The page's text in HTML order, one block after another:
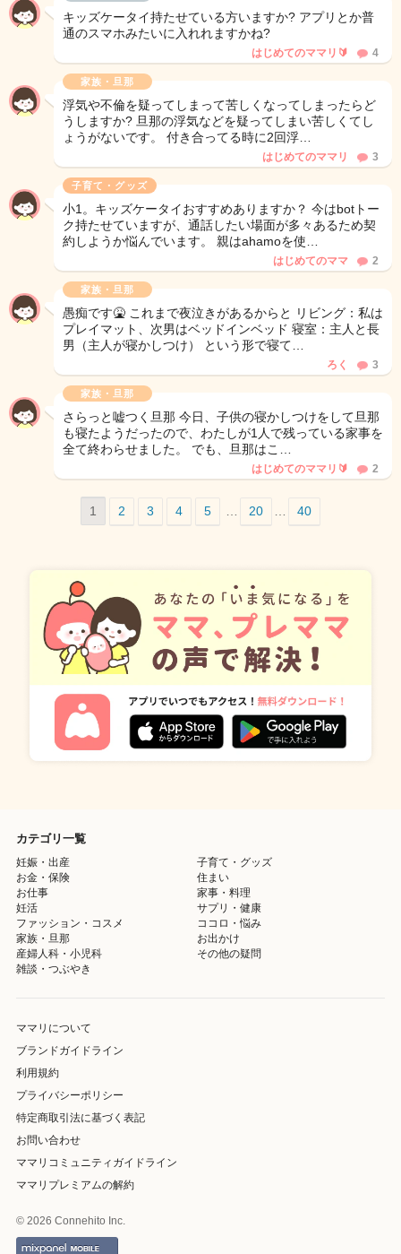
キッズケータイ持たせている方いますか? アプリとか普
通のスマホみたいに入れれますかね?
はじめてのママリ🔰 4
家族・旦那
浮気や不倫を疑ってしまって苦しくなってしまったらど
うしますか? 旦那の浮気などを疑ってしまい苦しくてし
ょうがないです。 付き合ってる時に2回浮…
はじめてのママリ 3
子育て・グッズ
小1。キッズケータイおすすめありますか？ 今はbotトー
ク持たせていますが、通話したい場面が多々あるため契
約しようか悩んでいます。 親はahamoを使…
はじめてのママ 2
家族・旦那
愚痴です🤮 これまで夜泣きがあるからと リビング：私は
プレイマット、次男はベッドインベッド 寝室：主人と長
男（主人が寝かしつけ） という形で寝て…
ろく 3
家族・旦那
さらっと嘘つく旦那 今日、子供の寝かしつけをして旦那
も寝たようだったので、わたしが1人で残っている家事を
全て終わらせました。 でも、旦那はこ…
はじめてのママリ🔰 2
1 2 3 4 5 20 40
カテゴリ一覧
妊娠・出産
子育て・グッズ
お金・保険
住まい
お仕事
家事・料理
妊活
サプリ・健康
ファッション・コスメ
ココロ・悩み
家族・旦那
お出かけ
産婦人科・小児科
その他の疑問
雑談・つぶやき
ママリについて
ブランドガイドライン
利用規約
プライバシーポリシー
特定商取引法に基づく表記
お問い合わせ
ママリコミュニティガイドライン
ママリプレミアムの解約
© 2026 Connehito Inc.